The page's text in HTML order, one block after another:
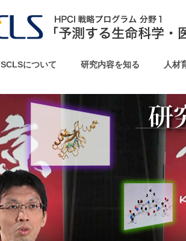
SCLSについて 研究内容を知る 人材